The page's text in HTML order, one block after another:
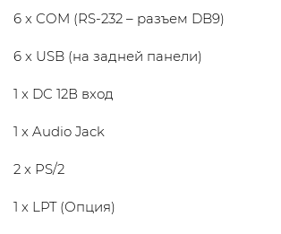
6 x COM (RS-232 – разъем DB9)
6 x USB (на задней панели)
1 x DC 12В вход
1 x Audio Jack
2 x PS/2
1 x LPT (Опция)